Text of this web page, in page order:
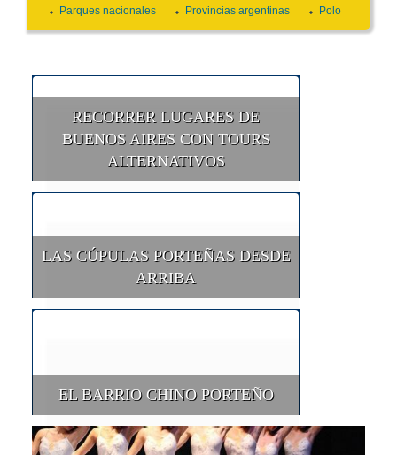
Parques nacionales
Provincias argentinas Polo
RECORRER LUGARES DE
BUENOS AIRES CON TOURS
ALTERNATIVOS
LAS CÚPULAS PORTEÑAS DESDE
ARRIBA
EL BARRIO CHINO PORTEÑO